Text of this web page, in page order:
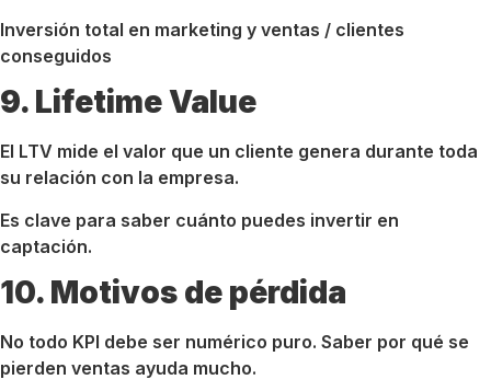
Inversión total en marketing y ventas / clientes
conseguidos
9. Lifetime Value
El LTV mide el valor que un cliente genera durante toda
su relación con la empresa.
Es clave para saber cuánto puedes invertir en
captación.
10. Motivos de pérdida
No todo KPI debe ser numérico puro. Saber por qué se
pierden ventas ayuda mucho.